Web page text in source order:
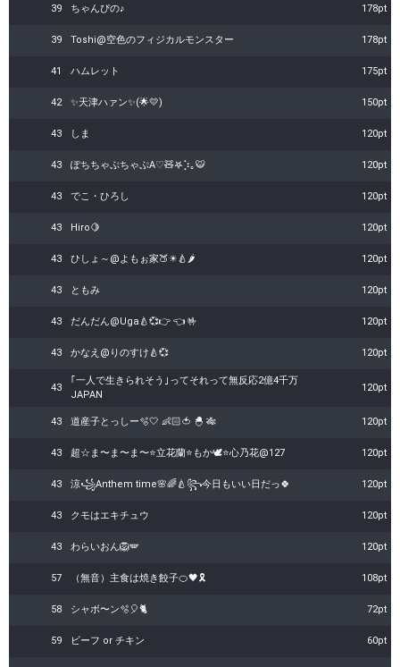
39 ちゃんぴの♪ 178pt
39 Toshi@空色のフィジカルモンスター 178pt
41 ハムレット 175pt
42 ✨️天津ハァン✨(︎🌟💛) 150pt
43 しま 120pt
43 ぽちちゃぷちゃぷA♡🧸𖤐⡱｡🐯 120pt
43 でこ・ひろし 120pt
43 Hiro🍋 120pt
43 ひしょ～@よもぉ家🍑☀🍐🌶 120pt
43 ともみ 120pt
43 だんだん@Uga🍐💞👉 👈 🤟 120pt
43 かなえ@りのすけ🍐💞 120pt
43
｢一人で生きられそう｣ってそれって無反応2億4千万
JAPAN
120pt
43 道産子とっしー🫧🤍 👶🏻🍅 🐣 🎋 120pt
43 超☆ま〜ま〜ま〜⭐️立花蘭⭐もか🕊⭐心乃花@127 120pt
43 涼꧁Anthem time🌸🌈🍐꧂今日もいい日だっ🍀 120pt
43 クモはエキチュウ 120pt
43 わらいおん🦁🪽 120pt
57 （無音）主食は焼き餃子🍊🖤🎗 108pt
58 シャボ〜ン🫧🎈🐈 72pt
59 ビーフ or チキン 60pt